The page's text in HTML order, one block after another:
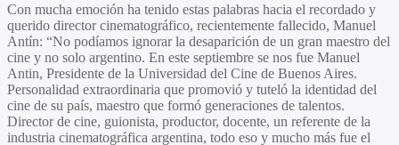
Con mucha emoción ha tenido estas palabras hacia el recordado y
querido director cinematográfico, recientemente fallecido, Manuel
Antín: “No podíamos ignorar la desaparición de un gran maestro del
cine y no solo argentino. En este septiembre se nos fue Manuel
Antin, Presidente de la Universidad del Cine de Buenos Aires.
Personalidad extraordinaria que promovió y tuteló la identidad del
cine de su país, maestro que formó generaciones de talentos.
Director de cine, guionista, productor, docente, un referente de la
industria cinematográfica argentina, todo eso y mucho más fue el